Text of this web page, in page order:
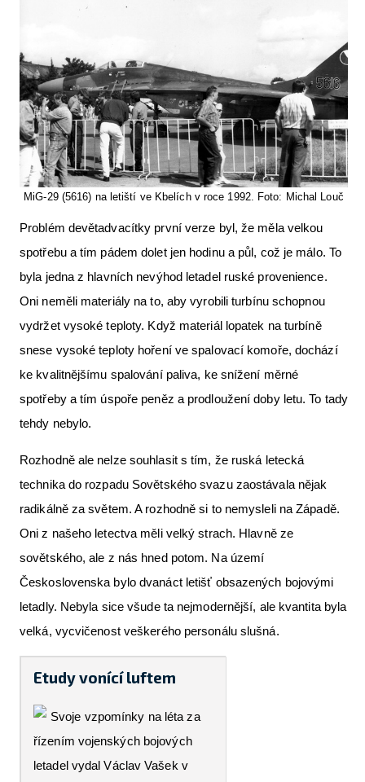
MiG-29 (5616) na letiští ve Kbelích v roce 1992. Foto: Michal Louč
Problém devětadvacítky první verze byl, že měla velkou
spotřebu a tím pádem dolet jen hodinu a půl, což je málo. To
byla jedna z hlavních nevýhod letadel ruské provenience.
Oni neměli materiály na to, aby vyrobili turbínu schopnou
vydržet vysoké teploty. Když materiál lopatek na turbíně
snese vysoké teploty hoření ve spalovací komoře, dochází
ke kvalitnějšímu spalování paliva, ke snížení měrné
spotřeby a tím úspoře peněz a prodloužení doby letu. To tady
tehdy nebylo.
Rozhodně ale nelze souhlasit s tím, že ruská letecká
technika do rozpadu Sovětského svazu zaostávala nějak
radikálně za světem. A rozhodně si to nemysleli na Západě.
Oni z našeho letectva měli velký strach. Hlavně ze
sovětského, ale z nás hned potom. Na území
Československa bylo dvanáct letišť obsazených bojovými
letadly. Nebyla sice všude ta nejmodernější, ale kvantita byla
velká, vycvičenost veškerého personálu slušná.
Etudy vonící luftem
Svoje vzpomínky na léta za
řízením vojenských bojových
letadel vydal Václav Vašek v